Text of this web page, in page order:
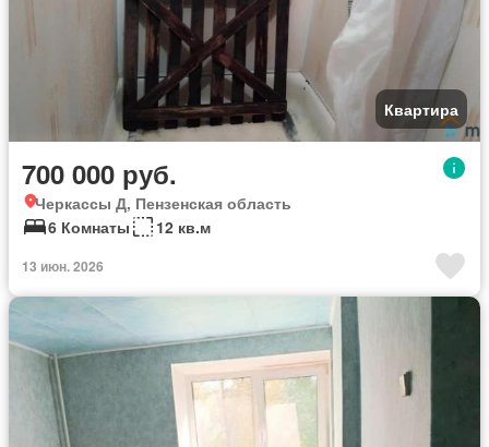
Квартира
700 000 руб.
Черкассы Д, Пензенская область
6 Комнаты
12 кв.м
13 июн. 2026